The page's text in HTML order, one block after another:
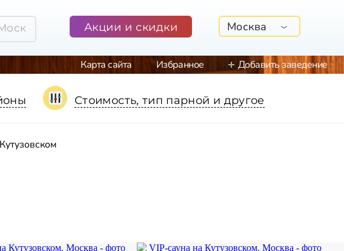
Акции и скидки Москва
Карта сайта Избранное Добавить заведение
Стоимость, тип парной и другое